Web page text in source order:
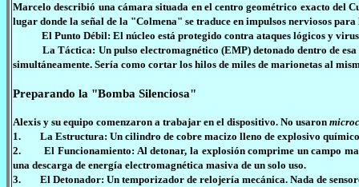
Marcelo describió una cámara situada en el centro geométrico exacto del
lugar donde la señal de la "Colmena" se traduce en impulsos nerviosos
El Punto Débil: El núcleo está protegido contra ataques lógicos y virus
La Táctica: Un pulso electromagnético (EMP) detonado dentro de esa
simultáneamente. Sería como cortar los hilos de miles de marionetas al
Preparando la "Bomba Silenciosa"
Alexis y su equipo comenzaron a trabajar en el dispositivo. No usaron
1. La Estructura: Un cilindro de cobre macizo lleno de explosivo químico
2. El Funcionamiento: Al detonar, la explosión comprime un campo
una descarga de energía electromagnética masiva de un solo uso.
3. El Detonador: Un temporizador de relojería mecánica. Nada de